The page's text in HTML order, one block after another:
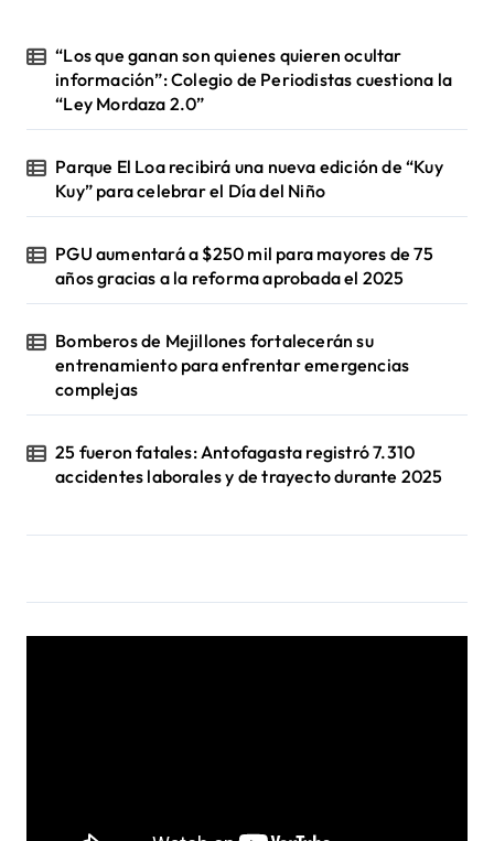
“Los que ganan son quienes quieren ocultar
información”: Colegio de Periodistas cuestiona la
“Ley Mordaza 2.0”
Parque El Loa recibirá una nueva edición de “Kuy
Kuy” para celebrar el Día del Niño
PGU aumentará a $250 mil para mayores de 75
años gracias a la reforma aprobada el 2025
Bomberos de Mejillones fortalecerán su
entrenamiento para enfrentar emergencias
complejas
25 fueron fatales: Antofagasta registró 7.310
accidentes laborales y de trayecto durante 2025